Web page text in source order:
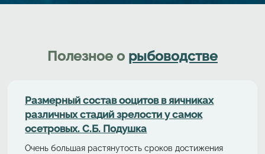
Полезное о рыбоводстве
Размерный состав ооцитов в яичниках
различных стадий зрелости у самок
осетровых. С.Б. Подушка
Очень большая растянутость сроков достижения